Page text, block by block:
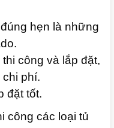
hẹn là những
công và lắp đặt,
phí.
đặt tốt.
công các loại tủ